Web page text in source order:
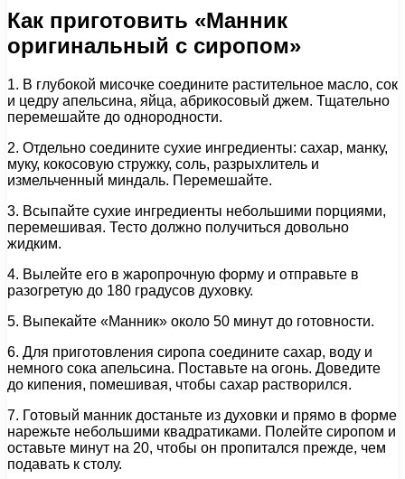
Как приготовить «Манник
оригинальный с сиропом»
1. В глубокой мисочке соедините растительное масло, сок
и цедру апельсина, яйца, абрикосовый джем. Тщательно
перемешайте до однородности.
2. Отдельно соедините сухие ингредиенты: сахар, манку,
муку, кокосовую стружку, соль, разрыхлитель и
измельченный миндаль. Перемешайте.
3. Всыпайте сухие ингредиенты небольшими порциями,
перемешивая. Тесто должно получиться довольно
жидким.
4. Вылейте его в жаропрочную форму и отправьте в
разогретую до 180 градусов духовку.
5. Выпекайте «Манник» около 50 минут до готовности.
6. Для приготовления сиропа соедините сахар, воду и
немного сока апельсина. Поставьте на огонь. Доведите
до кипения, помешивая, чтобы сахар растворился.
7. Готовый манник достаньте из духовки и прямо в форме
нарежьте небольшими квадратиками. Полейте сиропом и
оставьте минут на 20, чтобы он пропитался прежде, чем
подавать к столу.